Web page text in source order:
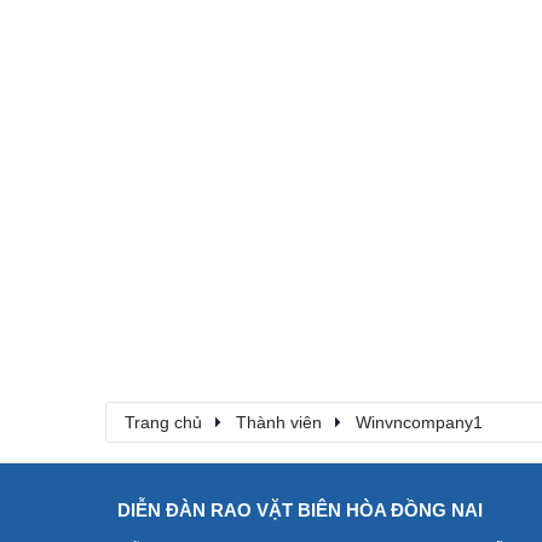
Trang chủ Thành viên Winvncompany1
DIỄN ĐÀN RAO VẶT BIÊN HÒA ĐỒNG NAI